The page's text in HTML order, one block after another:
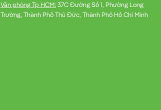
Văn phòng Tp HCM:37C Đường Số 1, Phường Long
Trường, Thành Phố Thủ Đức, Thành Phố Hồ Chí Minh